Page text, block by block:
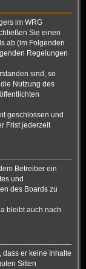
im WRG
Sie einen
ab (im Folgenden
Regelungen
sind, so
Nutzung des
geschlossen und
Frist jederzeit
Betreiber ein
und
des Boards zu
bleibt auch nach
er keine Inhalte
Sitten